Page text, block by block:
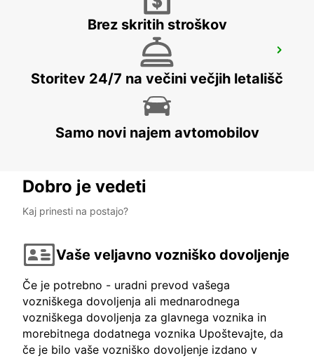
Brez skritih stroškov
Storitev 24/7 na večini večjih letališč
Samo novi najem avtomobilov
Dobro je vedeti
Kaj prinesti na postajo?
Vaše veljavno vozniško dovoljenje
Če je potrebno - uradni prevod vašega
vozniškega dovoljenja ali mednarodnega
vozniškega dovoljenja za glavnega voznika in
morebitnega dodatnega voznika Upoštevajte, da
če je bilo vaše vozniško dovoljenje izdano v